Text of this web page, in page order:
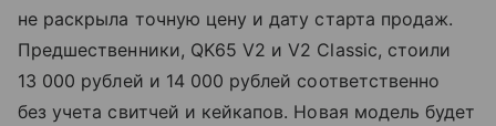
не раскрыла точную цену и дату старта продаж.
Предшественники, QK65 V2 и V2 Classic, стоили
13 000 рублей и 14 000 рублей соответственно
без учета свитчей и кейкапов. Новая модель будет